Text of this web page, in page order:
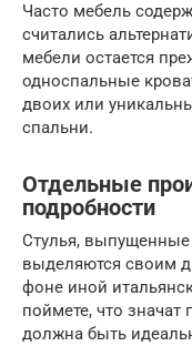
Часто мебель
считались
мебели остается
односпальные
двоих или
спальни.
Отдельные
подробности
Стулья, выпущенные
выделяются своим
фоне иной
поймете, что
должна быть